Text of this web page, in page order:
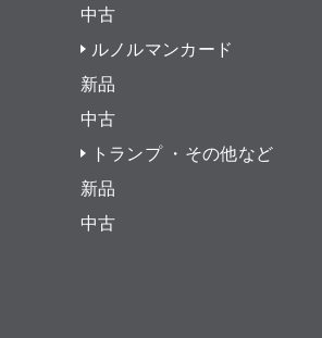
中古
ルノルマンカード
新品
中古
トランプ ・その他など
新品
中古